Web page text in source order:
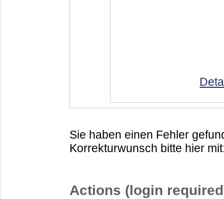
Sie haben einen Fehler
Korrekturwunsch bitte hier
Actions (login